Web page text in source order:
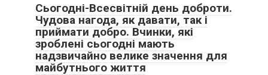
Сьогодні-Всесвітній день доброти.
Чудова нагода, як давати, так і
приймати добро. Вчинки, які
зроблені сьогодні мають
надзвичайно велике значення для
майбутнього життя